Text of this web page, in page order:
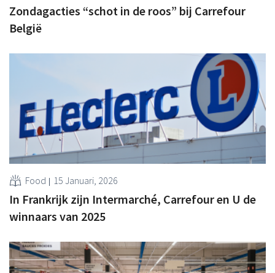
Zondagacties “schot in de roos” bij Carrefour
België
Food 15 Januari, 2026
In Frankrijk zijn Intermarché, Carrefour en U de
winnaars van 2025